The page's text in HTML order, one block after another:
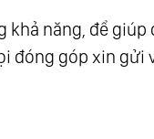
khả năng, để
đóng góp xin gửi